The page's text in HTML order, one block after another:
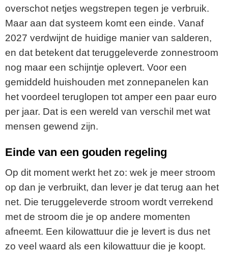
overschot netjes wegstrepen tegen je verbruik.
Maar aan dat systeem komt een einde. Vanaf
2027 verdwijnt de huidige manier van salderen,
en dat betekent dat teruggeleverde zonnestroom
nog maar een schijntje oplevert. Voor een
gemiddeld huishouden met zonnepanelen kan
het voordeel teruglopen tot amper een paar euro
per jaar. Dat is een wereld van verschil met wat
mensen gewend zijn.
Einde van een gouden regeling
Op dit moment werkt het zo: wek je meer stroom
op dan je verbruikt, dan lever je dat terug aan het
net. Die teruggeleverde stroom wordt verrekend
met de stroom die je op andere momenten
afneemt. Een kilowattuur die je levert is dus net
zo veel waard als een kilowattuur die je koopt.